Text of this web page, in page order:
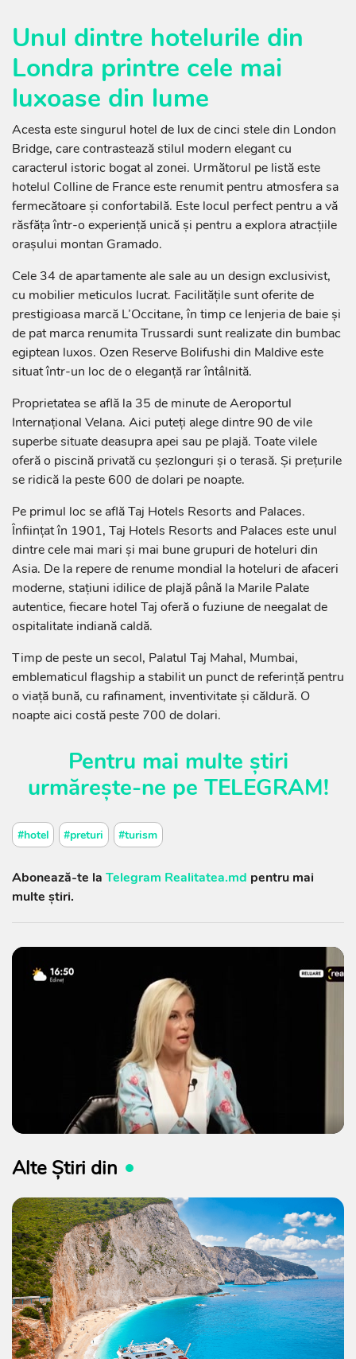
Unul dintre hotelurile din
Londra printre cele mai
luxoase din lume
Acesta este singurul hotel de lux de cinci stele din London
Bridge, care contrastează stilul modern elegant cu
caracterul istoric bogat al zonei. Următorul pe listă este
hotelul Colline de France este renumit pentru atmosfera sa
fermecătoare și confortabilă. Este locul perfect pentru a vă
răsfăța într-o experiență unică și pentru a explora atracțiile
orașului montan Gramado.
Cele 34 de apartamente ale sale au un design exclusivist,
cu mobilier meticulos lucrat. Facilitățile sunt oferite de
prestigioasa marcă L’Occitane, în timp ce lenjeria de baie și
de pat marca renumita Trussardi sunt realizate din bumbac
egiptean luxos. Ozen Reserve Bolifushi din Maldive este
situat într-un loc de o eleganță rar întâlnită.
Proprietatea se află la 35 de minute de Aeroportul
Internațional Velana. Aici puteți alege dintre 90 de vile
superbe situate deasupra apei sau pe plajă. Toate vilele
oferă o piscină privată cu șezlonguri și o terasă. Și prețurile
se ridică la peste 600 de dolari pe noapte.
Pe primul loc se află Taj Hotels Resorts and Palaces.
Înființat în 1901, Taj Hotels Resorts and Palaces este unul
dintre cele mai mari și mai bune grupuri de hoteluri din
Asia. De la repere de renume mondial la hoteluri de afaceri
moderne, stațiuni idilice de plajă până la Marile Palate
autentice, fiecare hotel Taj oferă o fuziune de neegalat de
ospitalitate indiană caldă.
Timp de peste un secol, Palatul Taj Mahal, Mumbai,
emblematicul flagship a stabilit un punct de referință pentru
o viață bună, cu rafinament, inventivitate și căldură. O
noapte aici costă peste 700 de dolari.
Pentru mai multe știri
urmărește-ne pe TELEGRAM!
#hotel #preturi #turism
Abonează-te la Telegram Realitatea.md pentru mai
multe știri.
Alte Știri din